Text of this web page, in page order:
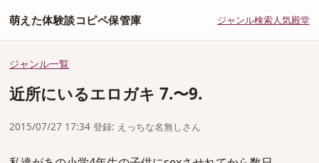
萌えた体験談コピペ保管庫 ジャンル検索人気殿堂
ジャンル一覧
近所にいるエロガキ 7.〜9.
2015/07/27 17:34 登録: えっちな名無しさん